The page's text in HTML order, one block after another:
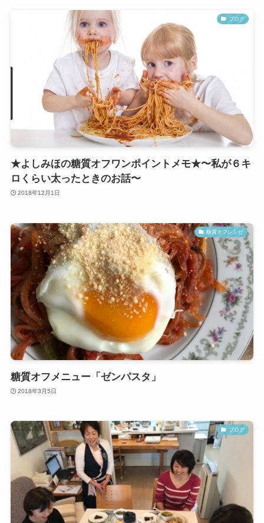
ブログ
★よしみほの糖質オフワンポイントメモ★〜私が６キ
ロくらい太ったときのお話〜
2018年12月1日
糖質オフレシピ
糖質オフメニュー「ゼンパスタ」
2018年3月5日
ブログ